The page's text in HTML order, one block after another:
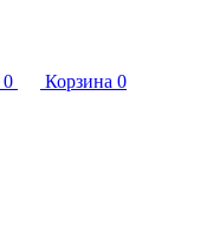
0 Корзина 0